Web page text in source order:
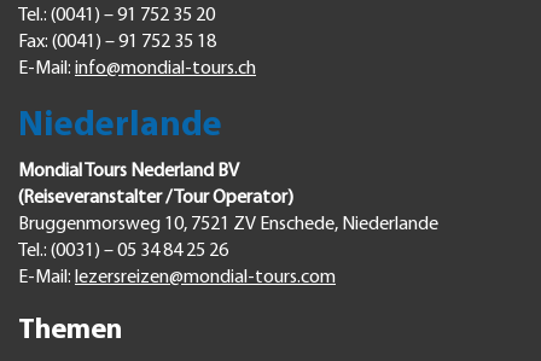
Tel.: (0041) – 91 752 35 20
Fax: (0041) – 91 752 35 18
E-Mail: info@mondial-tours.ch
Niederlande
Mondial Tours Nederland BV
(Reiseveranstalter / Tour Operator)
Bruggenmorsweg 10, 7521 ZV Enschede, Niederlande
Tel.: (0031) – 05 34 84 25 26
E-Mail: lezersreizen@mondial-tours.com
Themen